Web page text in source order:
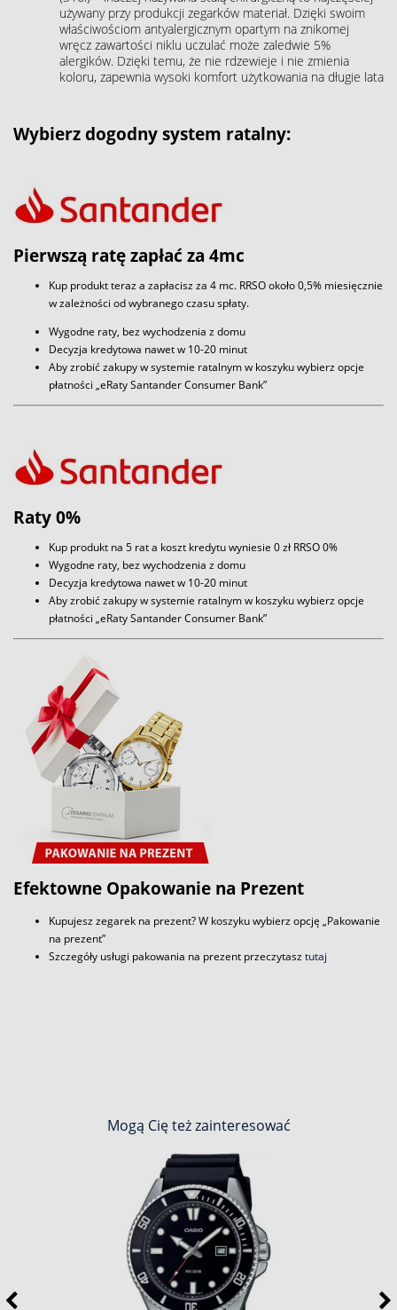
używany przy produkcji zegarków materiał. Dzięki swoim
właściwościom antyalergicznym opartym na znikomej
wręcz zawartości niklu uczulać może zaledwie 5%
alergików. Dzięki temu, że nie rdzewieje i nie zmienia
koloru, zapewnia wysoki komfort użytkowania na długie lata
Wybierz dogodny system ratalny:
Pierwszą ratę zapłać za 4mc
Kup produkt teraz a zapłacisz za 4 mc. RRSO około 0,5% miesięcznie
w zależności od wybranego czasu spłaty.
Wygodne raty, bez wychodzenia z domu
Decyzja kredytowa nawet w 10-20 minut
Aby zrobić zakupy w systemie ratalnym w koszyku wybierz opcje
płatności „eRaty Santander Consumer Bank”
Raty 0%
Kup produkt na 5 rat a koszt kredytu wyniesie 0 zł RRSO 0%
Wygodne raty, bez wychodzenia z domu
Decyzja kredytowa nawet w 10-20 minut
Aby zrobić zakupy w systemie ratalnym w koszyku wybierz opcje
płatności „eRaty Santander Consumer Bank”
Efektowne Opakowanie na Prezent
Kupujesz zegarek na prezent? W koszyku wybierz opcję „Pakowanie
na prezent”
Szczegóły usługi pakowania na prezent przeczytasztutaj
Mogą Cię też zainteresować